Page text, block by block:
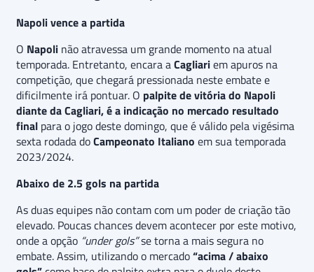
Napoli vence a partida
O Napoli não atravessa um grande momento na atual
temporada. Entretanto, encara aCagliariem apuros na
competição, que chegará pressionada neste embate e
dificilmente irá pontuar. O palpite de vitória do Napoli
diante da Cagliari, é a indicação no mercado resultado
final para o jogo deste domingo, que é válido pela vigésima
sexta rodada doCampeonato Italiano em sua temporada
2023/2024.
Abaixo de 2.5 gols na partida
As duas equipes não contam com um poder de criação tão
elevado. Poucas chances devem acontecer por este motivo,
onde a opção “under gols”se torna a mais segura no
embate. Assim, utilizando o mercado“acima / abaixo